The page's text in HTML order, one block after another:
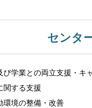
センタ
学業との両立支援・キ
関する支援
環境の整備・改善